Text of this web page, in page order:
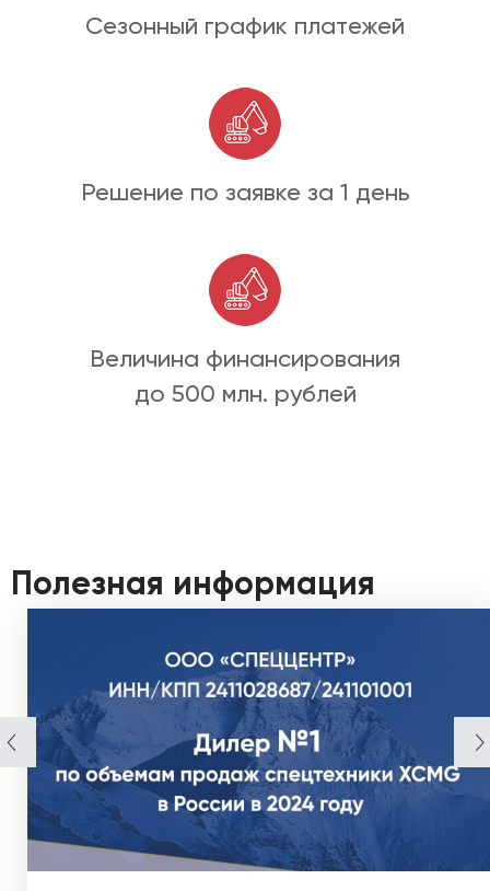
Сезонный график платежей
Решение по заявке за 1 день
Величина финансирования
до 500 млн. рублей
Полезная информация